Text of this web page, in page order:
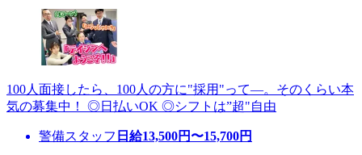
100人面接したら、100人の方に"採用"って―。そのくらい本
気の募集中！ ◎日払いOK ◎シフトは”超"自由
警備スタッフ 日給13,500円〜15,700円